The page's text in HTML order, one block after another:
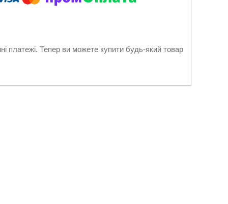
платежі. Тепер ви можете купити будь-який товар